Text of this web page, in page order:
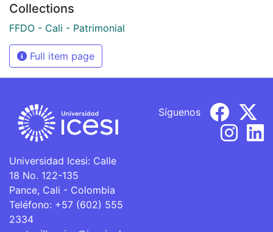
Collections
FFDO - Cali - Patrimonial
Full item page
Universidad Icesi: Calle
18 No. 122-135
Pance, Cali - Colombia
Teléfono: +57 (602) 555
2334
Síguenos